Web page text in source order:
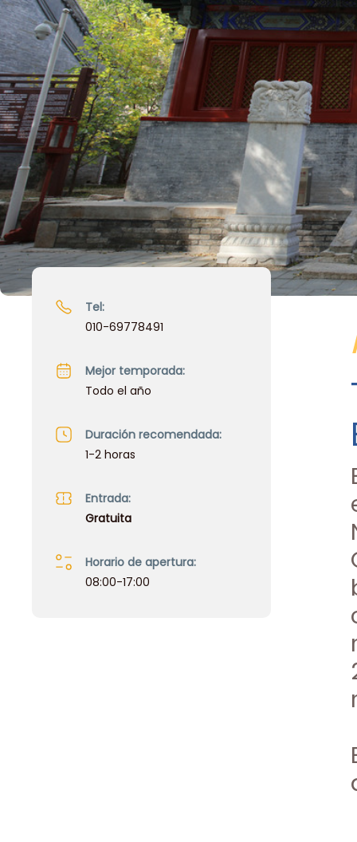
Tel:
010-69778491
Mejor temporada:
Todo el año
Duración recomendada:
1-2 horas
Entrada:
Gratuita
Horario de apertura:
08:00-17:00